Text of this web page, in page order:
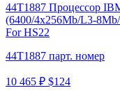
44T1887 Процессор
(6400/4x256Mb/L3-
For HS22
44T1887 парт. номер
10 465 ₽ $124